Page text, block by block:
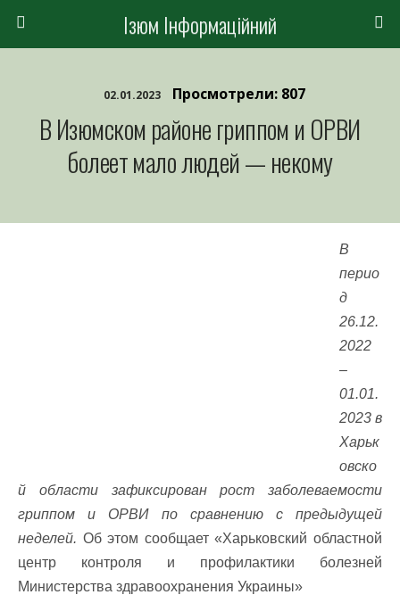
Ізюм Інформаційний
02.01.2023 Просмотрели: 807
В Изюмском районе гриппом и ОРВИ
болеет мало людей — некому
В
перио
д
26.12.
2022
–
01.01.
2023 в
Харьк
овско
й области зафиксирован рост заболеваемости
гриппом и ОРВИ по сравнению с предыдущей
неделей. Об этом сообщает «Харьковский областной
центр контроля и профилактики болезней
Министерства здравоохранения Украины»